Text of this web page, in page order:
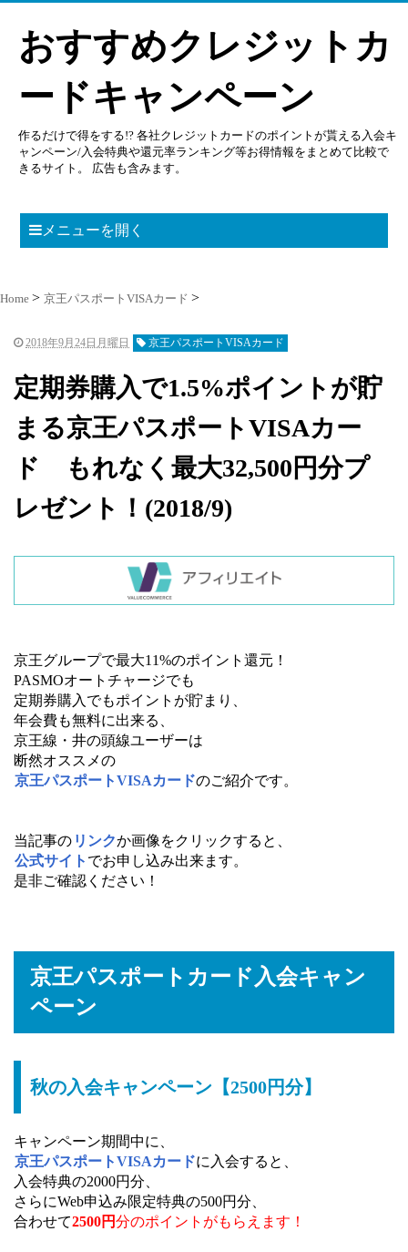
おすすめクレジットカ
ードキャンペーン
作るだけで得をする!? 各社クレジットカードのポイントが貰える入会キ
ャンペーン/入会特典や還元率ランキング等お得情報をまとめて比較で
きるサイト。 広告も含みます。
メニューを開く
Home 京王パスポートVISAカード
2018年9月24日月曜日 京王パスポートVISAカード
定期券購入で1.5%ポイントが貯
まる京王パスポートVISAカー
ド もれなく最大32,500円分プ
レゼント！(2018/9)
京王グループで最大11%のポイント還元！
PASMOオートチャージでも
定期券購入でもポイントが貯まり、
年会費も無料に出来る、
京王線・井の頭線ユーザーは
断然オススメの
京王パスポートVISAカードのご紹介です。
当記事の リンクか画像をクリックすると、
公式サイト でお申し込み出来ます。
是非ご確認ください！
京王パスポートカード入会キャン
ペーン
秋の入会キャンペーン【2500円分】
キャンペーン期間中に、
京王パスポートVISAカードに入会すると、
入会特典の2000円分、
さらにWeb申込み限定特典の500円分、
合わせて2500円分のポイントがもらえます！